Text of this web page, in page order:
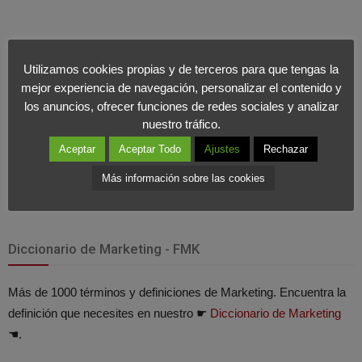
Diccionario de Marketing - FMK
Más de 1000 términos y definiciones de Marketing. Encuentra la
definición que necesites en nuestro ☛ Diccionario de Marketing
☚.
Utilizamos cookies propias y de terceros para que tengas la
mejor experiencia de navegación, personalizar el contenido y
los anuncios, ofrecer funciones de redes sociales y analizar
nuestro tráfico.
Aceptar Aceptar Todo Ajustes Rechazar
Más información sobre las cookies